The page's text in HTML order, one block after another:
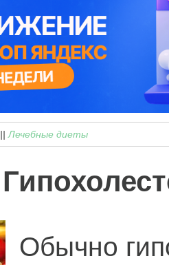
|| Лечебные диеты
Обычно